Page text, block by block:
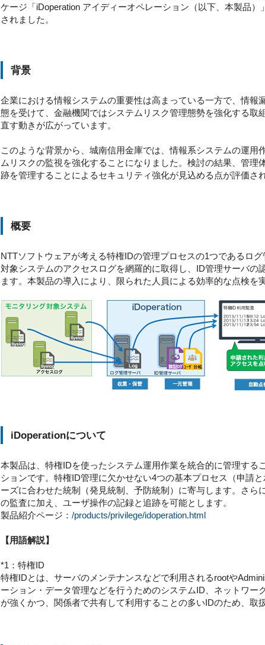
ケージ「iDoperation アイディーオペレーション（以下、本製品
されました。
背景
企業における情報システムの重要性は高まっている一方で、情
態を受けて、金融機関ではシステムリスク管理態勢を強化する
直す動きが広がっています。
このような背景から、城南信用金庫では、情報系システムの運
ムリスクの監視を強化することになりました。検討の結果、管
跡を管理することによるセキュリティ強化が見込める点が評価さ
概要
NTTソフトウェアが考える特権IDの管理プロセスの1つであるロ
対象システムのアクセスログを網羅的に取得し、ID管理サーバ
ます。本製品の導入により、限られた人員による効率的な点検を
iDoperationについて
本製品は、特権IDを使ったシステム運用作業を統合的に管理す
ションです。特権ID管理に欠かせない4つの基本プロセス（申請
ーズに合わせた統制（発見統制、予防統制）に寄与します。さ
の監査に加え、ユーザ操作の記録と追跡を可能とします。
製品紹介ページ： /products/privilege/idoperation.html
【用語解説】
*1：特権ID
特権IDとは、サーバのメンテナンスなどで利用されるrootや
ーション・データ管理などを行うためのシステムID、ネットワ
が強くかつ、関係者で共有して利用することの多いIDのため、取